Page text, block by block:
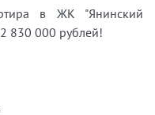
в ЖК "Янинский
830 000 рублей!